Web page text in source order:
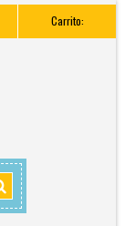
Carrito: